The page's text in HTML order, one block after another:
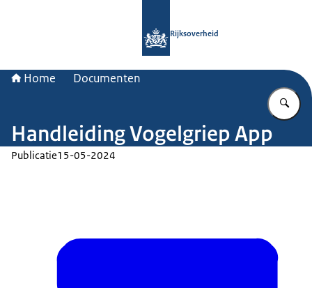
Rijksoverheid
Home Documenten
Handleiding Vogelgriep App
Publicatie15-05-2024